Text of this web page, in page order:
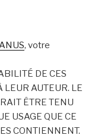
, votre
DE CES
LEUR AUTEUR. LE
ÊTRE TENU
USAGE QUE CE
CONTIENNENT.